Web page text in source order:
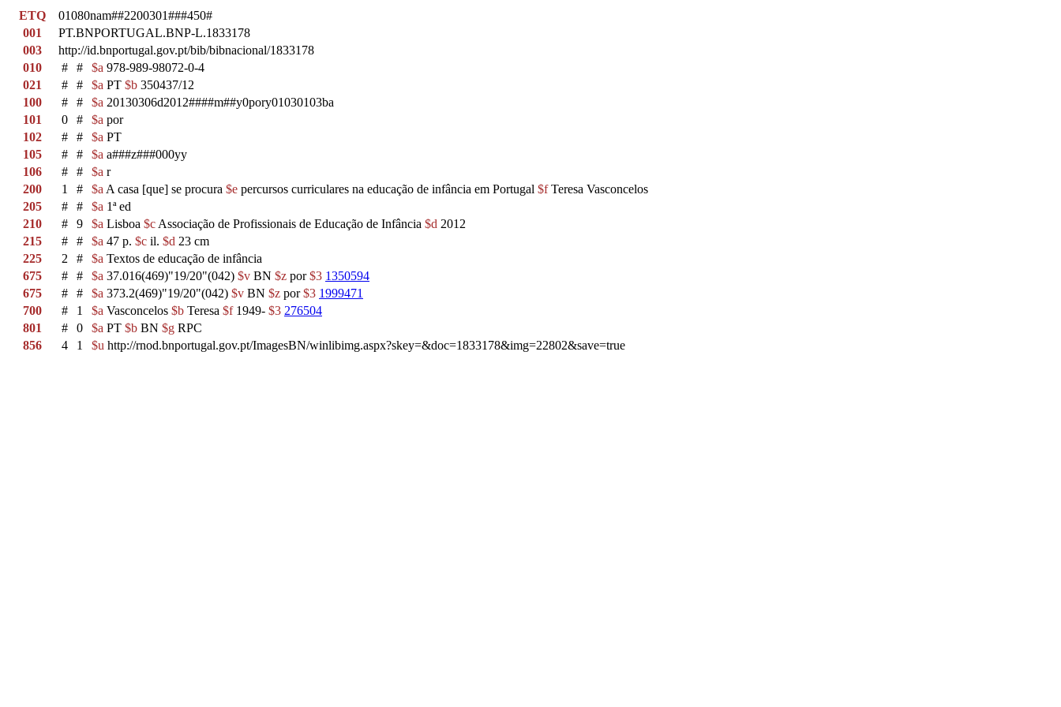
ETQ
01080nam##2200301###450#
001
PT.BNPORTUGAL.BNP-L.1833178
003
http://id.bnportugal.gov.pt/bib/bibnacional/1833178
010
# # $a 978-989-98072-0-4
021
# # $a PT $b 350437/12
100
# # $a 20130306d2012####m##y0pory01030103ba
101
0 # $a por
102
# # $a PT
105
# # $a a###z###000yy
106
# # $a r
200
1 # $a A casa [que] se procura $e percursos curriculares na educação de infância em Portugal $fTeresa Vasconcelos
205
# # $a 1ª ed
210
# 9 $a Lisboa $c Associação de Profissionais de Educação de Infância $d 2012
215
# # $a 47 p. $c il. $d 23 cm
225
2 # $a Textos de educação de infância
675
# # $a 37.016(469)"19/20"(042) $v BN $z por$3 1350594
675
# # $a 373.2(469)"19/20"(042) $v BN $z por$3 1999471
700
# 1 $a Vasconcelos $b Teresa $f1949- $3 276504
801
# 0 $a PT $b BN $g RPC
856
4 1 $u http://rnod.bnportugal.gov.pt/ImagesBN/winlibimg.aspx?skey=&doc=1833178&img=22802&save=true